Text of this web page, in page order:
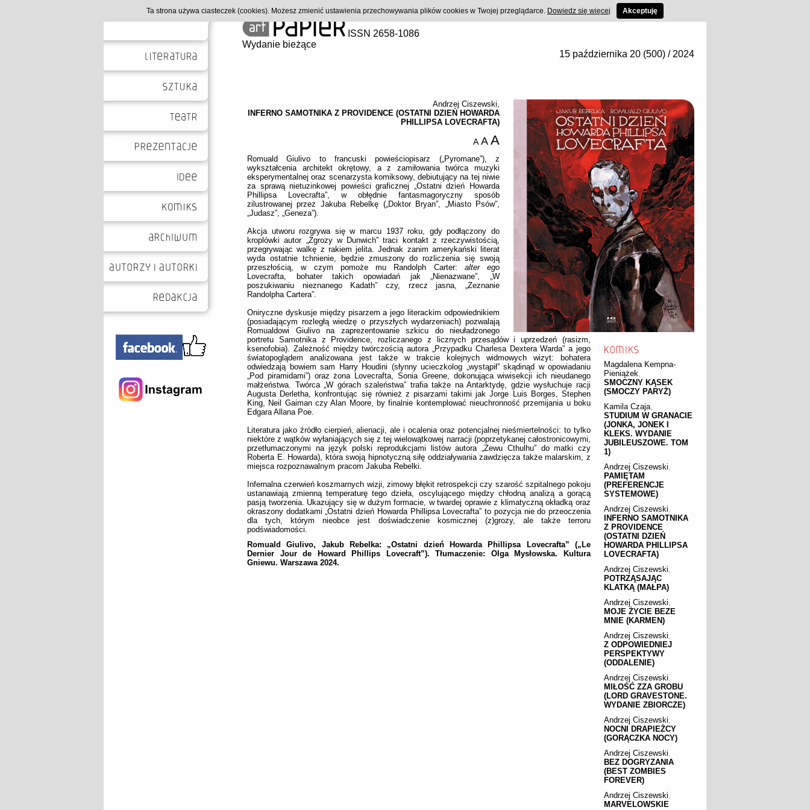
ISSN 2658-1086
Wydanie bieżące
15 października 20 (500) / 2024
Magdalena Kempna-
Pieniążek
SMOCZNY KĄSEK
(SMOCZY PARYŻ)
Kamila Czaja
STUDIUM W GRANACIE
(JONKA, JONEK I
KLEKS. WYDANIE
JUBILEUSZOWE. TOM
1)
Andrzej Ciszewski
PAMIĘTAM
(PREFERENCJE
SYSTEMOWE)
Andrzej Ciszewski
INFERNO SAMOTNIKA
Z PROVIDENCE
(OSTATNI DZIEŃ
HOWARDA PHILLIPSA
LOVECRAFTA)
Andrzej Ciszewski
POTRZĄSAJĄC
KLATKĄ (MAŁPA)
Andrzej Ciszewski
MOJE ŻYCIE BEZE
MNIE (KARMEN)
Andrzej Ciszewski
Z ODPOWIEDNIEJ
PERSPEKTYWY
(ODDALENIE)
Andrzej Ciszewski
MIŁOŚĆ ZZA GROBU
(LORD GRAVESTONE.
WYDANIE ZBIORCZE)
Andrzej Ciszewski
NOCNI DRAPIEŻCY
(GORĄCZKA NOCY)
Andrzej Ciszewski
BEZ DOGRYZANIA
(BEST ZOMBIES
FOREVER)
Andrzej Ciszewski
MARVELOWSKIE
Andrzej Ciszewski,
INFERNO SAMOTNIKA Z PROVIDENCE (OSTATNI DZIEŃ HOWARDA
PHILLIPSA LOVECRAFTA)
A A A
Romuald Giulivo to francuski powieściopisarz („Pyromane”), z
wykształcenia architekt okrętowy, a z zamiłowania twórca muzyki
eksperymentalnej oraz scenarzysta komiksowy, debiutujący na tej niwie
za sprawą nietuzinkowej powieści graficznej „Ostatni dzień Howarda
Phillipsa Lovecrafta”, w obłędnie fantasmagoryczny sposób
zilustrowanej przez Jakuba Rebelkę („Doktor Bryan”, „Miasto Psów”,
„Judasz”, „Geneza”).
Akcja utworu rozgrywa się w marcu 1937 roku, gdy podłączony do
kroplówki autor „Zgrozy w Dunwich” traci kontakt z rzeczywistością,
przegrywając walkę z rakiem jelita. Jednak zanim amerykański literat
wyda ostatnie tchnienie, będzie zmuszony do rozliczenia się swoją
przeszłością, w czym pomoże mu Randolph Carter: alter ego
Lovecrafta, bohater takich opowiadań jak „Nienazwane”, „W
poszukiwaniu nieznanego Kadath” czy, rzecz jasna, „Zeznanie
Randolpha Cartera”.
Oniryczne dyskusje między pisarzem a jego literackim odpowiednikiem
(posiadającym rozległą wiedzę o przyszłych wydarzeniach) pozwalają
Romualdowi Giulivo na zaprezentowanie szkicu do nieuładzonego
portretu Samotnika z Providence, rozliczanego z licznych przesądów i uprzedzeń (rasizm,
ksenofobia). Zależność między twórczością autora „Przypadku Charlesa Dextera Warda” a jego
światopoglądem analizowana jest także w trakcie kolejnych widmowych wizyt: bohatera
odwiedzają bowiem sam Harry Houdini (słynny ucieczkolog „wystąpił” skądinąd w opowiadaniu
„Pod piramidami”) oraz żona Lovecrafta, Sonia Greene, dokonująca wiwisekcji ich nieudanego
małżeństwa. Twórca „W górach szaleństwa” trafia także na Antarktydę, gdzie wysłuchuje racji
Augusta Derletha, konfrontując się również z pisarzami takimi jak Jorge Luis Borges, Stephen
King, Neil Gaiman czy Alan Moore, by finalnie kontemplować nieuchronność przemijania u boku
Edgara Allana Poe.
Literatura jako źródło cierpień, alienacji, ale i ocalenia oraz potencjalnej nieśmiertelności: to tylko
niektóre z wątków wyłaniających się z tej wielowątkowej narracji (poprzetykanej całostronicowymi,
przetłumaczonymi na język polski reprodukcjami listów autora „Zewu Cthulhu” do matki czy
Roberta E. Howarda), która swoją hipnotyczną siłę oddziaływania zawdzięcza także malarskim, z
miejsca rozpoznawalnym pracom Jakuba Rebelki.
Infernalna czerwień koszmarnych wizji, zimowy błękit retrospekcji czy szarość szpitalnego pokoju
ustanawiają zmienną temperaturę tego dzieła, oscylującego między chłodną analizą a gorącą
pasją tworzenia. Ukazujący się w dużym formacie, w twardej oprawie z klimatyczną okładką oraz
okraszony dodatkami „Ostatni dzień Howarda Phillipsa Lovecrafta” to pozycja nie do przeoczenia
dla tych, którym nieobce jest doświadczenie kosmicznej (z)grozy, ale także terroru
podświadomości.
Romuald Giulivo, Jakub Rebelka: „Ostatni dzień Howarda Phillipsa Lovecrafta” („Le
Dernier Jour de Howard Phillips Lovecraft”). Tłumaczenie: Olga Mysłowska. Kultura
Gniewu. Warszawa 2024.
Ta strona używa ciasteczek (cookies). Możesz zmienić ustawienia przechowywania plików cookies w Twojej przeglądarce. Dowiedz się więcej Akceptuję